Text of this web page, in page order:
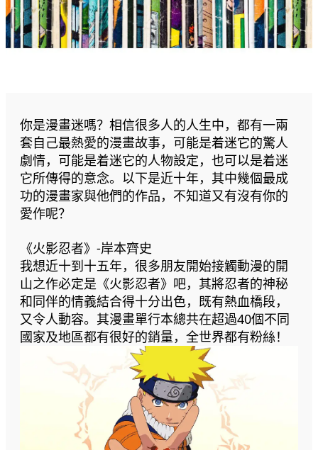
你是漫畫迷嗎？相信很多人的人生中，都有一兩
套自己最熱愛的漫畫故事，可能是着迷它的驚人
劇情，可能是着迷它的人物設定，也可以是着迷
它所傳得的意念。以下是近十年，其中幾個最成
功的漫畫家與他們的作品，不知道又有沒有你的
愛作呢？
《火影忍者》-岸本齊史
我想近十到十五年，很多朋友開始接觸動漫的開
山之作必定是《火影忍者》吧，其將忍者的神秘
和同伴的情義結合得十分出色，既有熱血橋段，
又令人動容。其漫畫單行本總共在超過40個不同
國家及地區都有很好的銷量，全世界都有粉絲！